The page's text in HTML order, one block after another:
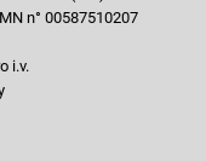
n° 00587510207
i.v.